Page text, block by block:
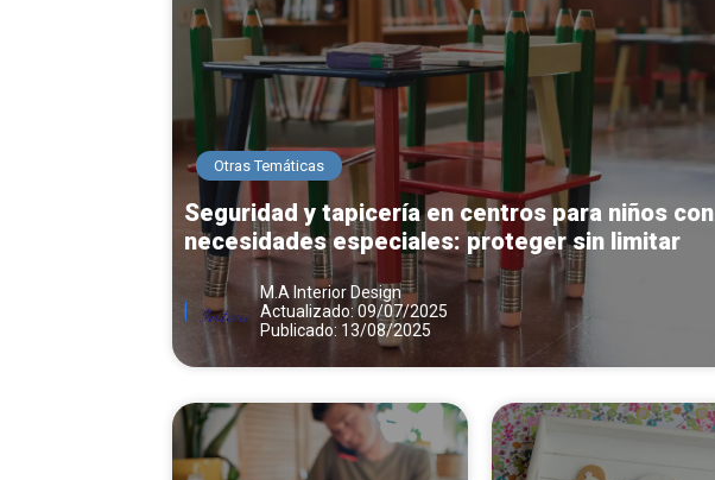
Otras Temáticas
Seguridad y tapicería en centros para niños con
necesidades especiales: proteger sin limitar
M.A Interior Design
Actualizado: 09/07/2025
Publicado: 13/08/2025